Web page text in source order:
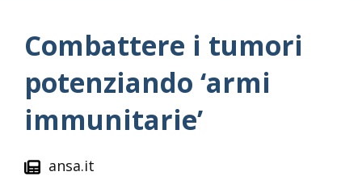
Combattere i tumori
potenziando ‘armi
immunitarie’
ansa.it